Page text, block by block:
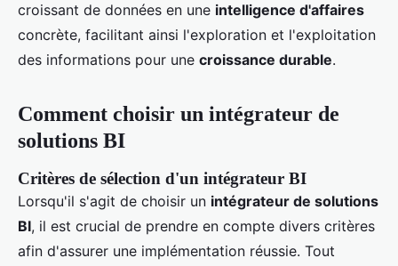
croissant de données en une intelligence d'affaires
concrète, facilitant ainsi l'exploration et l'exploitation
des informations pour une croissance durable.
Comment choisir un intégrateur de
solutions BI
Critères de sélection d'un intégrateur BI
Lorsqu'il s'agit de choisir un intégrateur de solutions
BI, il est crucial de prendre en compte divers critères
afin d'assurer une implémentation réussie. Tout